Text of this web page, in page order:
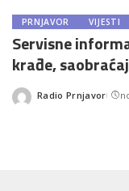
PRNJAVOR VIJESTI
Servisne
krađe,
Posted
Radio Prnjavor